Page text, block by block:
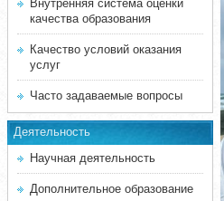
Внутренняя система оценки
качества образования
Качество условий оказания
услуг
Часто задаваемые вопросы
Деятельность
Научная деятельность
Дополнительное образование